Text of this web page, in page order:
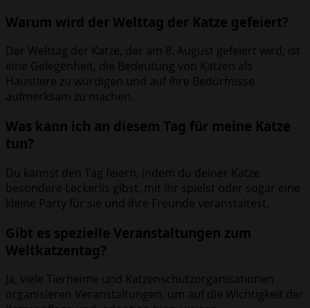
Warum wird der Welttag der Katze gefeiert?
Der Welttag der Katze, der am 8. August gefeiert wird, ist
eine Gelegenheit, die Bedeutung von Katzen als
Haustiere zu würdigen und auf ihre Bedürfnisse
aufmerksam zu machen.
Was kann ich an diesem Tag für meine Katze
tun?
Du kannst den Tag feiern, indem du deiner Katze
besondere Leckerlis gibst, mit ihr spielst oder sogar eine
kleine Party für sie und ihre Freunde veranstaltest.
Gibt es spezielle Veranstaltungen zum
Weltkatzentag?
Ja, viele Tierheime und Katzenschutzorganisationen
organisieren Veranstaltungen, um auf die Wichtigkeit der